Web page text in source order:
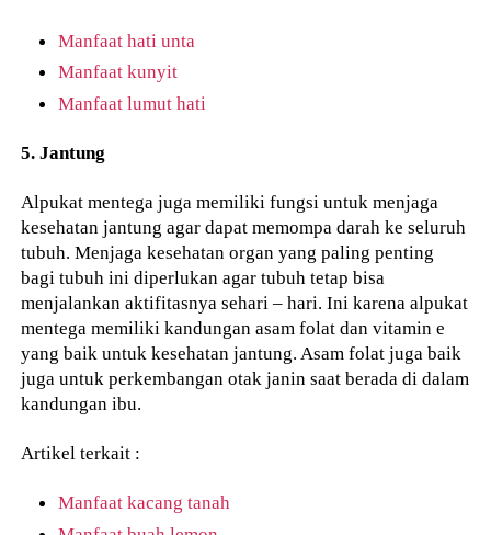
Manfaat hati unta
Manfaat kunyit
Manfaat lumut hati
5. Jantung
Alpukat mentega juga memiliki fungsi untuk menjaga
kesehatan jantung agar dapat memompa darah ke seluruh
tubuh. Menjaga kesehatan organ yang paling penting
bagi tubuh ini diperlukan agar tubuh tetap bisa
menjalankan aktifitasnya sehari – hari. Ini karena alpukat
mentega memiliki kandungan asam folat dan vitamin e
yang baik untuk kesehatan jantung. Asam folat juga baik
juga untuk perkembangan otak janin saat berada di dalam
kandungan ibu.
Artikel terkait :
Manfaat kacang tanah